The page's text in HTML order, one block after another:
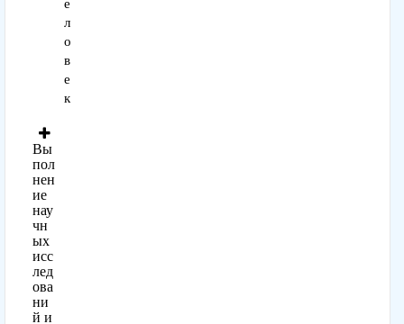
е
л
о
в
е
к
Вы
пол
нен
ие
нау
чн
ых
исс
лед
ова
ни
й и